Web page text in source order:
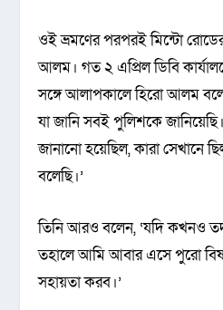
ওই ভ্রমণের পরপরই মিন্টো
আলম। গত ২ এপ্রিল ডিবি
সঙ্গে আলাপকালে হিরো আলম
যা জানি সবই পুলিশকে
জানানো হয়েছিল, কারা সেখানে
বলেছি।’
তিনি আরও বলেন, ‘যদি কখনও
তহালে আমি আবার এসে পুরো
সহায়তা করব।’